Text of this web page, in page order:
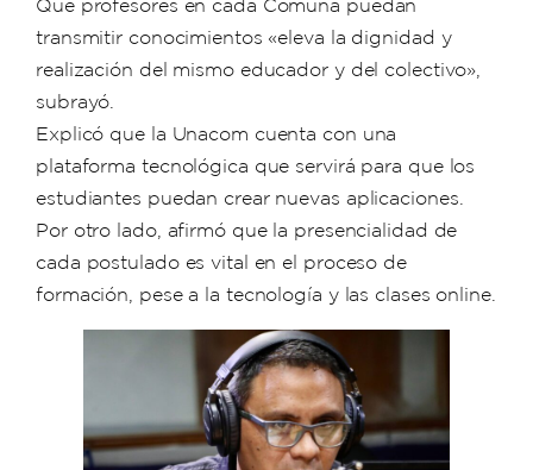
Que profesores en cada Comuna puedan
transmitir conocimientos «eleva la dignidad y
realización del mismo educador y del colectivo»,
subrayó.
Explicó que la Unacom cuenta con una
plataforma tecnológica que servirá para que los
estudiantes puedan crear nuevas aplicaciones.
Por otro lado, afirmó que la presencialidad de
cada postulado es vital en el proceso de
formación, pese a la tecnología y las clases online.